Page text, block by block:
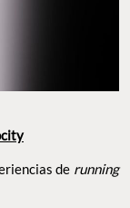
de running